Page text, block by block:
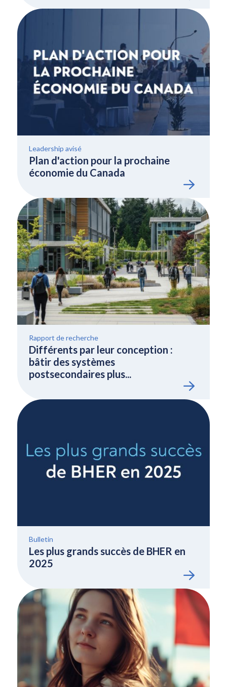
Leadership avisé
Plan d'action pour la prochaine
économie du Canada
Rapport de recherche
Différents par leur conception :
bâtir des systèmes
postsecondaires plus...
Bulletin
Les plus grands succès de BHER en
2025